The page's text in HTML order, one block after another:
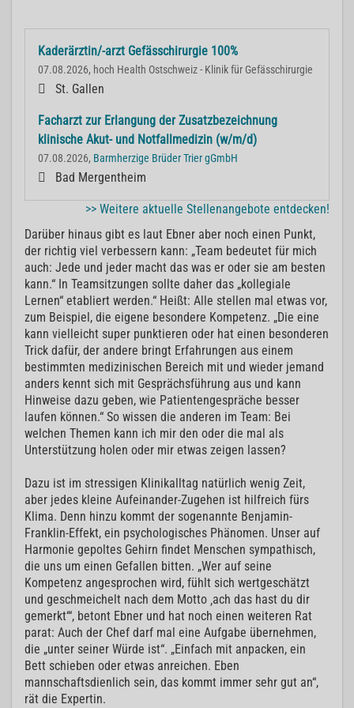
Kaderärztin/-arzt Gefässchirurgie 100%
07.08.2026, hoch Health Ostschweiz - Klinik für Gefässchirurgie
St. Gallen
Facharzt zur Erlangung der Zusatzbezeichnung
klinische Akut- und Notfallmedizin (w/m/d)
07.08.2026, Barmherzige Brüder Trier gGmbH
Bad Mergentheim
>> Weitere aktuelle Stellenangebote entdecken!
Darüber hinaus gibt es laut Ebner aber noch einen Punkt,
der richtig viel verbessern kann: „Team bedeutet für mich
auch: Jede und jeder macht das was er oder sie am besten
kann.“ In Teamsitzungen sollte daher das „kollegiale
Lernen“ etabliert werden.“ Heißt: Alle stellen mal etwas vor,
zum Beispiel, die eigene besondere Kompetenz. „Die eine
kann vielleicht super punktieren oder hat einen besonderen
Trick dafür, der andere bringt Erfahrungen aus einem
bestimmten medizinischen Bereich mit und wieder jemand
anders kennt sich mit Gesprächsführung aus und kann
Hinweise dazu geben, wie Patientengespräche besser
laufen können.“ So wissen die anderen im Team: Bei
welchen Themen kann ich mir den oder die mal als
Unterstützung holen oder mir etwas zeigen lassen?
Dazu ist im stressigen Klinikalltag natürlich wenig Zeit,
aber jedes kleine Aufeinander-Zugehen ist hilfreich fürs
Klima. Denn hinzu kommt der sogenannte Benjamin-
Franklin-Effekt, ein psychologisches Phänomen. Unser auf
Harmonie gepoltes Gehirn findet Menschen sympathisch,
die uns um einen Gefallen bitten. „Wer auf seine
Kompetenz angesprochen wird, fühlt sich wertgeschätzt
und geschmeichelt nach dem Motto ‚ach das hast du dir
gemerkt‘“, betont Ebner und hat noch einen weiteren Rat
parat: Auch der Chef darf mal eine Aufgabe übernehmen,
die „unter seiner Würde ist“. „Einfach mit anpacken, ein
Bett schieben oder etwas anreichen. Eben
mannschaftsdienlich sein, das kommt immer sehr gut an“,
rät die Expertin.